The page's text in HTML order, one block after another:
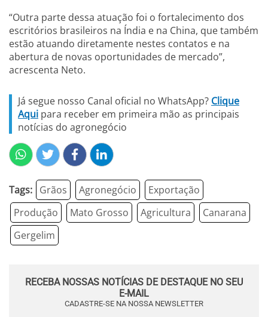
“Outra parte dessa atuação foi o fortalecimento dos
escritórios brasileiros na Índia e na China, que também
estão atuando diretamente nestes contatos e na
abertura de novas oportunidades de mercado”,
acrescenta Neto.
Já segue nosso Canal oficial no WhatsApp? Clique
Aqui para receber em primeira mão as principais
notícias do agronegócio
Tags: Grãos Agronegócio
Exportação
Produção
Mato Grosso Agricultura
Canarana
Gergelim
RECEBA NOSSAS NOTÍCIAS DE DESTAQUE NO SEU
E-MAIL
CADASTRE-SE NA NOSSA NEWSLETTER